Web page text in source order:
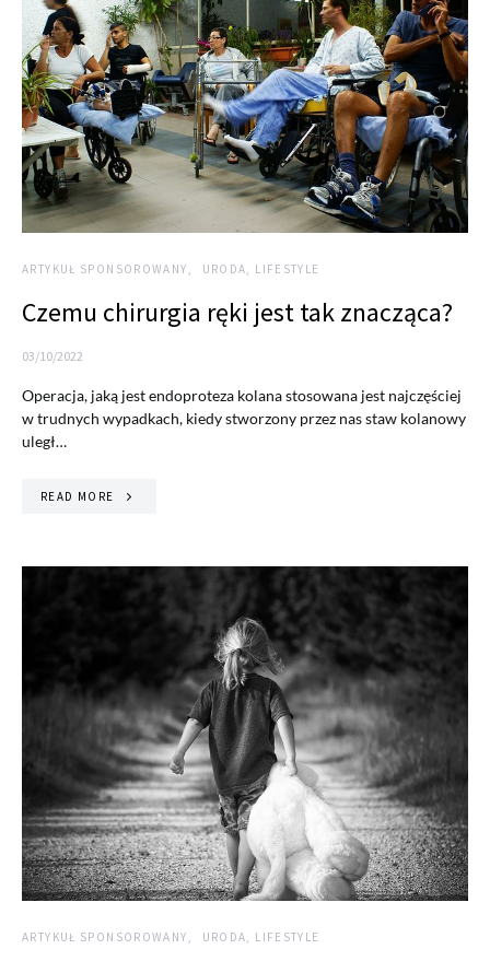
ARTYKUŁ SPONSOROWANY URODA, LIFESTYLE
Czemu chirurgia ręki jest tak znacząca?
03/10/2022
Operacja, jaką jest endoproteza kolana stosowana jest najczęściej
w trudnych wypadkach, kiedy stworzony przez nas staw kolanowy
uległ…
READ MORE
ARTYKUŁ SPONSOROWANY URODA, LIFESTYLE